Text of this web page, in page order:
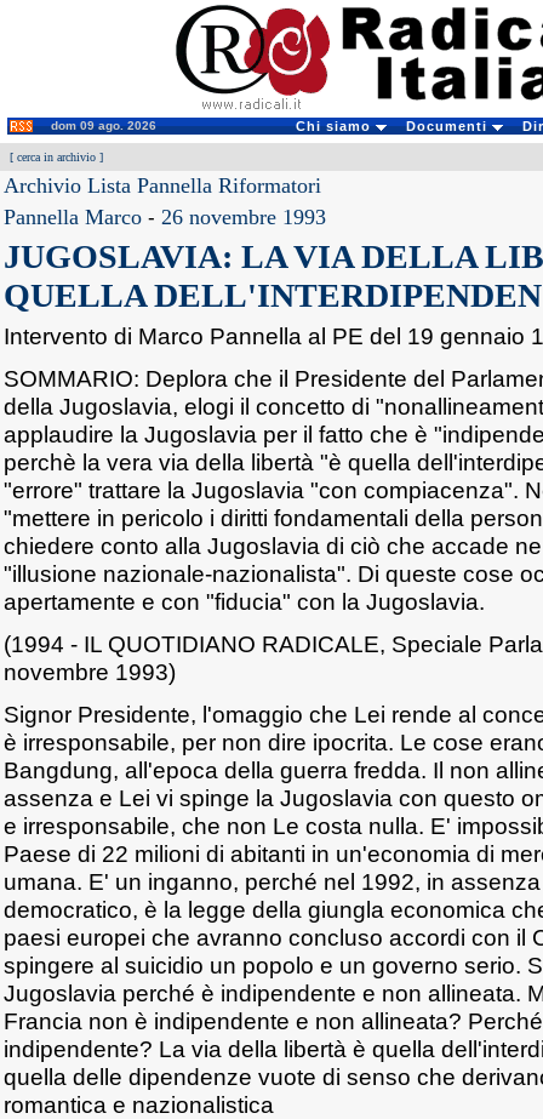
dom 09 ago. 2026 Chi siamo Documenti
[ cerca in archivio ]
Archivio Lista Pannella Riformatori
Pannella Marco - 26 novembre 1993
JUGOSLAVIA: LA VIA DELLA
QUELLA
Intervento di Marco Pannella al PE del 19 gennaio
SOMMARIO: Deplora che il Presidente del
della Jugoslavia, elogi il concetto di
applaudire la Jugoslavia per il fatto che è
perchè la vera via della libertà "è quella
"errore" trattare la Jugoslavia "con compiacenza".
"mettere in pericolo i diritti fondamentali della
chiedere conto alla Jugoslavia di ciò che accade
"illusione nazionale-nazionalista". Di queste cose
apertamente e con "fiducia" con la Jugoslavia.
(1994 - IL QUOTIDIANO RADICALE, Speciale
novembre 1993)
Signor Presidente, l'omaggio che Lei rende al
è irresponsabile, per non dire ipocrita. Le cose
Bangdung, all'epoca della guerra fredda. Il non
assenza e Lei vi spinge la Jugoslavia con questo
e irresponsabile, che non Le costa nulla. E'
Paese di 22 milioni di abitanti in un'economia di
umana. E' un inganno, perché nel 1992, in
democratico, è la legge della giungla economica
paesi europei che avranno concluso accordi con il
spingere al suicidio un popolo e un governo serio.
Jugoslavia perché è indipendente e non allineata.
Francia non è indipendente e non allineata?
indipendente? La via della libertà è quella
quella delle dipendenze vuote di senso che
romantica e nazionalistica